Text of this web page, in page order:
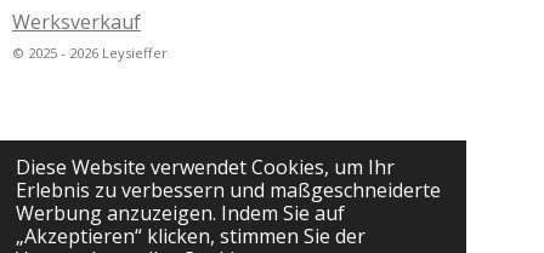
Diese Website verwendet Cookies, um Ihr
Erlebnis zu verbessern und maßgeschneiderte
Werbung anzuzeigen. Indem Sie auf
„Akzeptieren“ klicken, stimmen Sie der
Werksverkauf
© 2025 - 2026 Leysieffer